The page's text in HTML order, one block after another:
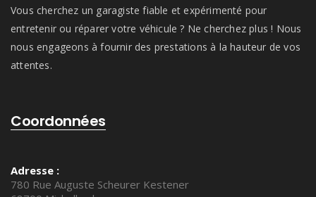
Vous cherchez un garagiste fiable et expérimenté pour
entretenir ou réparer votre véhicule ? Ne cherchez plus ! Nous
nous engageons à fournir des prestations à la hauteur de vos
attentes.
Coordonnées
Adresse :
780 Rue Auguste Scheurer Kestener